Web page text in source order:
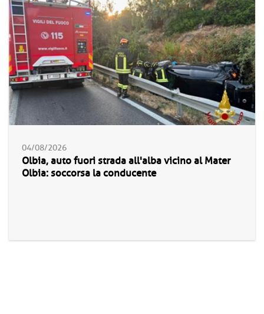
04/08/2026
Olbia, auto fuori strada all'alba vicino al Mater
Olbia: soccorsa la conducente